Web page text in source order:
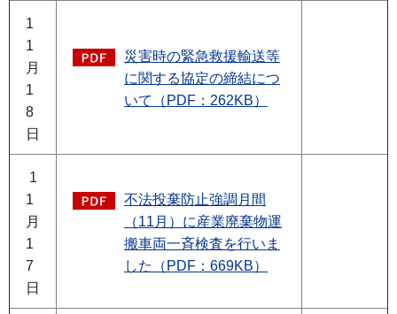
1
1
月
1
8
日
災害時の緊急救援輸送等
に関する協定の締結につ
いて（PDF：262KB）
1
1
月
1
7
日
不法投棄防止強調月間
（11月）に産業廃棄物運
搬車両一斉検査を行いま
した（PDF：669KB）